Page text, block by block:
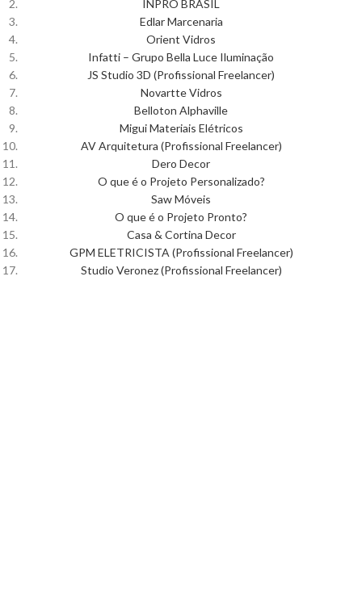
INPRO BRASIL
Edlar Marcenaria
Orient Vidros
Infatti – Grupo Bella Luce Iluminação
JS Studio 3D (Profissional Freelancer)
Novartte Vidros
Belloton Alphaville
Migui Materiais Elétricos
AV Arquitetura (Profissional Freelancer)
Dero Decor
O que é o Projeto Personalizado?
Saw Móveis
O que é o Projeto Pronto?
Casa & Cortina Decor
GPM ELETRICISTA (Profissional Freelancer)
Studio Veronez (Profissional Freelancer)